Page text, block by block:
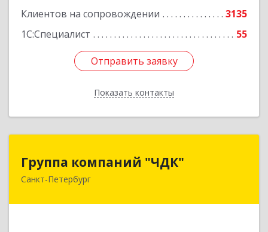
Клиентов на сопровождении
3135
1С:Специалист
55
Отправить заявку
Показать контакты
Отправить заявку
Назад
Группа компаний "ЧДК"
Санкт-Петербург
Группа компаний "ЧДК"
191119, Санкт-Петербург г, вн.тер.г.